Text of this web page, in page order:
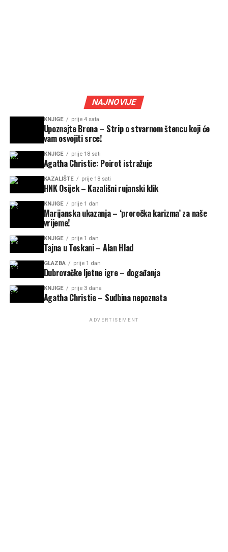
NAJNOVIJE
KNJIGE prije 4 sata
Upoznajte Brona – Strip o stvarnom štencu koji će
vam osvojiti srce!
KNJIGE prije 18 sati
Agatha Christie: Poirot istražuje
KAZALIŠTE prije 18 sati
HNK Osijek – Kazališni rujanski klik
KNJIGE prije 1 dan
Marijanska ukazanja – ‘proročka karizma’ za naše
vrijeme!
KNJIGE prije 1 dan
Tajna u Toskani – Alan Hlad
GLAZBA prije 1 dan
Dubrovačke ljetne igre – događanja
KNJIGE prije 3 dana
Agatha Christie – Sudbina nepoznata
ADVERTISEMENT